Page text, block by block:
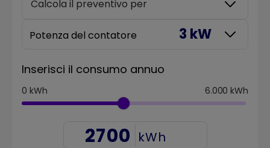
Calcola il preventivo per
Potenza del contatore 3 kW
Inserisci il consumo annuo
0 kWh 6.000 kWh
kWh